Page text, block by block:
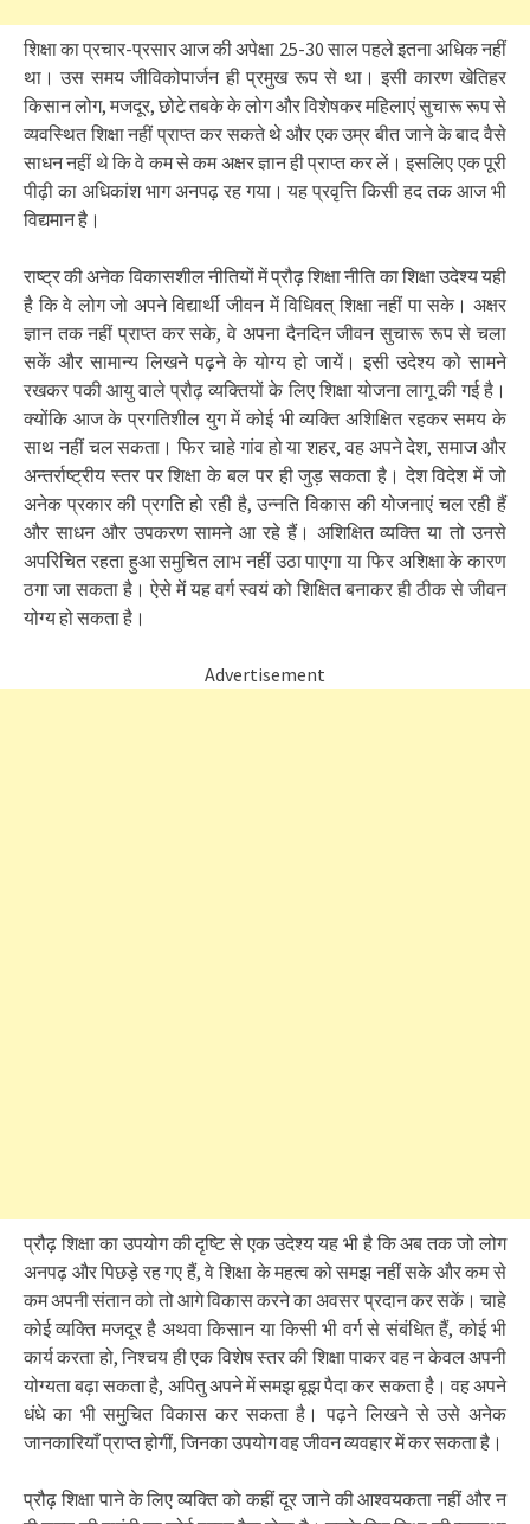
शिक्षा का प्रचार-प्रसार आज की अपेक्षा 25-30 साल पहले इतना अधिक नहीं
था। उस समय जीविकोपार्जन ही प्रमुख रूप से था। इसी कारण खेतिहर
किसान लोग, मजदूर, छोटे तबके के लोग और विशेषकर महिलाएं सुचारू रूप से
व्यवस्थित शिक्षा नहीं प्राप्त कर सकते थे और एक उम्र बीत जाने के बाद वैसे
साधन नहीं थे कि वे कम से कम अक्षर ज्ञान ही प्राप्त कर लें। इसलिए एक पूरी
पीढ़ी का अधिकांश भाग अनपढ़ रह गया। यह प्रवृत्ति किसी हद तक आज भी
विद्यमान है।
राष्ट्र की अनेक विकासशील नीतियों में प्रौढ़ शिक्षा नीति का शिक्षा उदेश्य यही
है कि वे लोग जो अपने विद्यार्थी जीवन में विधिवत् शिक्षा नहीं पा सके। अक्षर
ज्ञान तक नहीं प्राप्त कर सके, वे अपना दैनदिन जीवन सुचारू रूप से चला
सकें और सामान्य लिखने पढ़ने के योग्य हो जायें। इसी उदेश्य को सामने
रखकर पकी आयु वाले प्रौढ़ व्यक्तियों के लिए शिक्षा योजना लागू की गई है।
क्योंकि आज के प्रगतिशील युग में कोई भी व्यक्ति अशिक्षित रहकर समय के
साथ नहीं चल सकता। फिर चाहे गांव हो या शहर, वह अपने देश, समाज और
अन्तर्राष्ट्रीय स्तर पर शिक्षा के बल पर ही जुड़ सकता है। देश विदेश में जो
अनेक प्रकार की प्रगति हो रही है, उन्नति विकास की योजनाएं चल रही हैं
और साधन और उपकरण सामने आ रहे हैं। अशिक्षित व्यक्ति या तो उनसे
अपरिचित रहता हुआ समुचित लाभ नहीं उठा पाएगा या फिर अशिक्षा के कारण
ठगा जा सकता है। ऐसे मेंं यह वर्ग स्वयं को शिक्षित बनाकर ही ठीक से जीवन
योग्य हो सकता है।
Advertisement
प्रौढ़ शिक्षा का उपयोग की दृष्टि से एक उदेश्य यह भी है कि अब तक जो लोग
अनपढ़ और पिछड़े रह गए हैं, वे शिक्षा के महत्व को समझ नहीं सके और कम से
कम अपनी संतान को तो आगे विकास करने का अवसर प्रदान कर सकें। चाहे
कोई व्यक्ति मजदूर है अथवा किसान या किसी भी वर्ग से संबंधित हैं, कोई भी
कार्य करता हो, निश्चय ही एक विशेष स्तर की शिक्षा पाकर वह न केवल अपनी
योग्यता बढ़ा सकता है, अपितु अपने में समझ बूझ पैदा कर सकता है। वह अपने
धंधे का भी समुचित विकास कर सकता है। पढ़ने लिखने से उसे अनेक
जानकारियाँ प्राप्त होगीं, जिनका उपयोग वह जीवन व्यवहार में कर सकता है।
प्रौढ़ शिक्षा पाने के लिए व्यक्ति को कहीं दूर जाने की आश्वयकता नहीं और न